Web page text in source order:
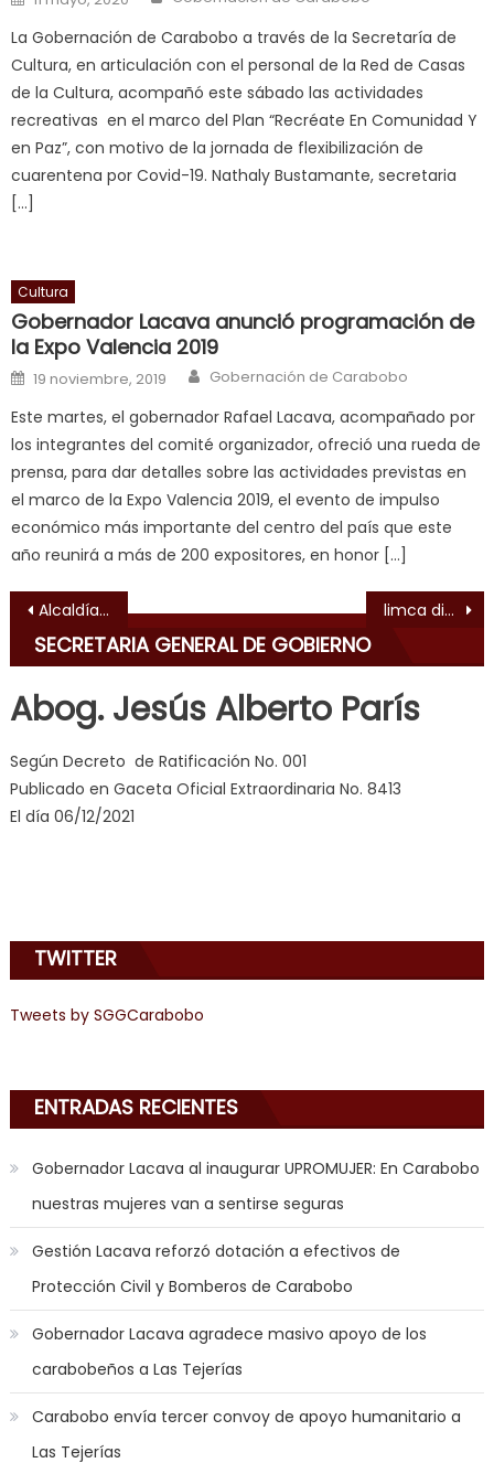
लग
आपक
पस
द,
sexy
bbw
milf
long
hard
fuck,
सच
ल
ह,
dancer
milf,
de
pono
doido ,
about
joys
of
i
am
the
mood
to
play
jerk
off
game
with
you
La Gobernación de Carabobo a través de la Secretaría de
Cultura, en articulación con el personal de la Red de Casas
de la Cultura, acompañó este sábado las actividades
recreativas en el marco del Plan “Recréate En Comunidad Y
en Paz”, con motivo de la jornada de flexibilización de
cuarentena por Covid-19. Nathaly Bustamante, secretaria
[…]
Cultura
Gobernador Lacava anunció programación de
la Expo Valencia 2019
Posted on
19 noviembre, 2019 Author
Gobernación de Carabobo
Este martes, el gobernador Rafael Lacava, acompañado por
los integrantes del comité organizador, ofreció una rueda de
prensa, para dar detalles sobre las actividades previstas en
el marco de la Expo Valencia 2019, el evento de impulso
económico más importante del centro del país que este
año reunirá a más de 200 expositores, en honor […]
Navegación de entradas
Alcaldía entregó 175 títulos de tierra a porteños de Salom, Goaigoaza y Juan José Flores limca distribuyó más de 81 mil cajas CLAP en Los Guayos, San Joaquín, Guacara y Valencia
SECRETARIA GENERAL DE GOBIERNO
Abog. Jesús Alberto París
Según Decreto de Ratificación No. 001
Publicado en Gaceta Oficial Extraordinaria No. 8413
El día 06/12/2021
TWITTER
Tweets by SGGCarabobo
ENTRADAS RECIENTES
Gobernador Lacava al inaugurar UPROMUJER: En Carabobo
nuestras mujeres van a sentirse seguras
Gestión Lacava reforzó dotación a efectivos de
Protección Civil y Bomberos de Carabobo
Gobernador Lacava agradece masivo apoyo de los
carabobeños a Las Tejerías
Carabobo envía tercer convoy de apoyo humanitario a
Las Tejerías